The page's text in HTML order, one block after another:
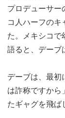
プロデューサー
コ人ハーフのキ
た。メキシコで
語ると、デーブ
デーブは、最初
は詐称ですから
たギャグを飛ば